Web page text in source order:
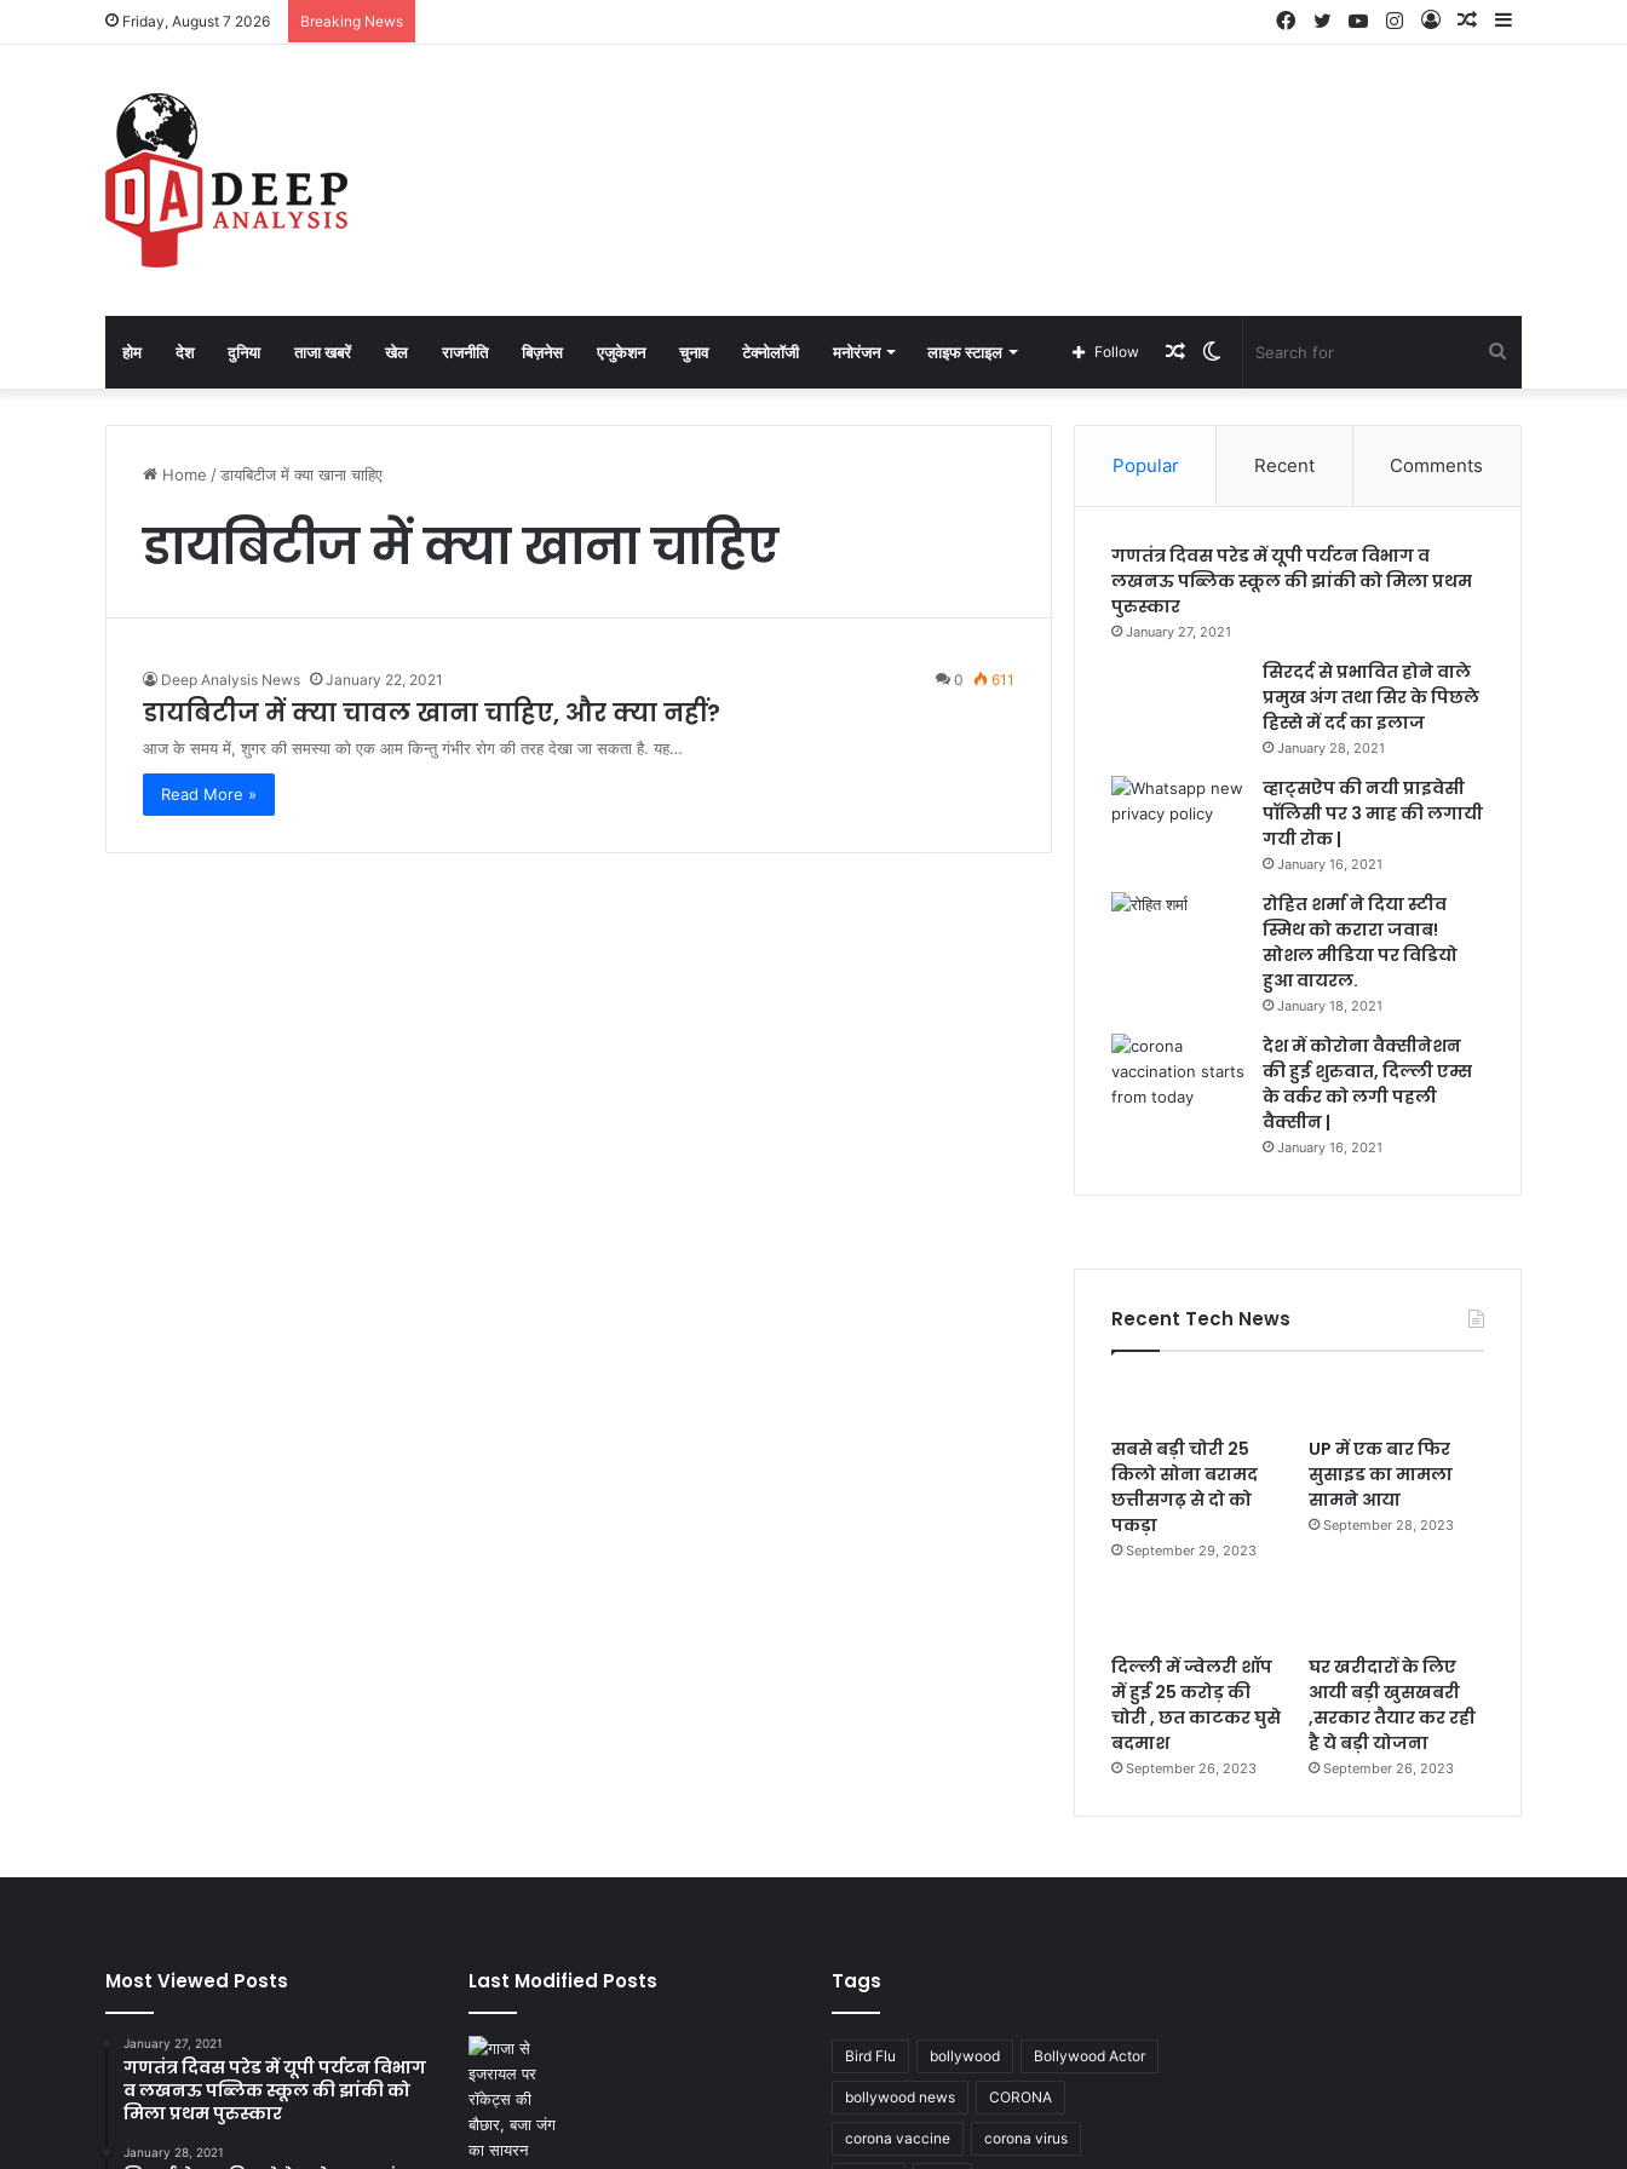
Friday, August 7 2026 Breaking News
Random
Log
Instagram
YouTube
Twitter
Facebook
होम देश दुनिया ताजा खबरें खेल राजनीति बिज़नेस एजुकेशन चुनाव टेक्नोलॉजी मनोरंजन लाइफ स्टाइल
for
Switch
skin
Random
Article
Follow
Home /डायबिटीज में क्या खाना चाहिए
डायबिटीज में क्या खाना चाहिए
Deep Analysis News January 22, 2021 0 611
डायबिटीज में क्या चावल खाना चाहिए, और क्या नहीं?
आज के समय में, शुगर की समस्या को एक आम किन्तु गंभीर रोग की तरह देखा जा सकता है. यह…
Read More »
Popular Recent Comments
गणतंत्र दिवस परेड में यूपी पर्यटन विभाग व
लखनऊ पब्लिक स्कूल की झांकी को मिला प्रथम
पुरुस्कार
January 27, 2021
सिरदर्द से प्रभावित होने वाले
प्रमुख अंग तथा सिर के पिछले
हिस्से में दर्द का इलाज
January 28, 2021
व्हाट्सऐप की नयी प्राइवेसी
पॉलिसी पर 3 माह की लगायी
गयी रोक |
January 16, 2021
रोहित शर्मा ने दिया स्टीव
स्मिथ को करारा जवाब!
सोशल मीडिया पर विडियो
हुआ वायरल.
January 18, 2021
देश में कोरोना वैक्सीनेशन
की हुई शुरुवात, दिल्ली एम्स
के वर्कर को लगी पहली
वैक्सीन |
January 16, 2021
Recent Tech News
सबसे बड़ी चोरी 25
किलो सोना बरामद
छत्तीसगढ़ से दो को
पकड़ा
September 29, 2023
UP में एक बार फिर
सुसाइड का मामला
सामने आया
September 28, 2023
दिल्ली में ज्वेलरी शॉप
में हुई 25 करोड़ की
चोरी , छत काटकर घुसे
बदमाश
September 26, 2023
घर खरीदारों के लिए
आयी बड़ी खुसखबरी
,सरकार तैयार कर रही
है ये बड़ी योजना
September 26, 2023
Most Viewed Posts
January 27, 2021
गणतंत्र दिवस परेड में यूपी पर्यटन विभाग
व लखनऊ पब्लिक स्कूल की झांकी को
मिला प्रथम पुरुस्कार
January 28, 2021
Last Modified Posts Tags
Bird Flu bollywood Bollywood Actor
bollywood news CORONA
corona vaccine corona virus